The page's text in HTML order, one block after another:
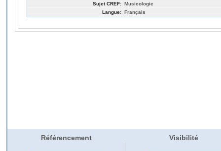
Sujet CREF: Musicologie
Langue: Français
Référencement Visibilité